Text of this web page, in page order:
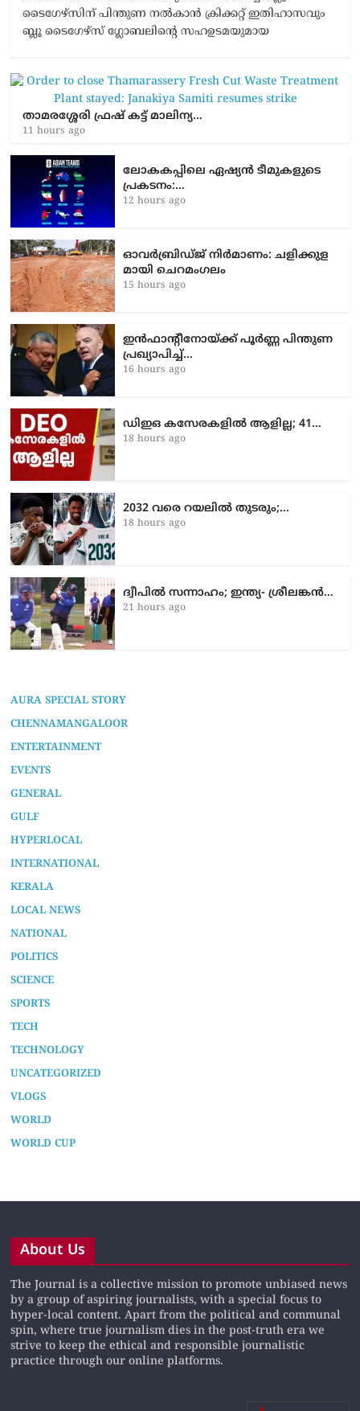
ടൈഗേഴ്സിന് പിന്തുണ നൽകാൻ ക്രിക്കറ്റ് ഇതിഹാസവും
ബ്ലൂ ടൈഗേഴ്സ് ഗ്ലോബലിന്റെ സഹഉടമയുമായ
താമരശ്ശേരി ഫ്രഷ് കട്ട് മാലിന്യ…
11 hours ago
ലോകകപ്പിലെ ഏഷ്യന്‍ ടീമുകളുടെ
പ്രകടനം:…
12 hours ago
ഓവർബ്രിഡ്ജ് നിർമാണം: ച​ളി​ക്കു​ള​
മാ​യി ചെ​റ​മം​ഗ​ലം
15 hours ago
ഇൻഫാന്റീനോയ്ക്ക് പൂർണ്ണ പിന്തുണ
പ്രഖ്യാപിച്ച്…
16 hours ago
ഡിഇഒ കസേരകളില്‍ ആളില്ല; 41…
18 hours ago
2032 വരെ റയലിൽ തുടരും;…
18 hours ago
ദ്വീപിൽ സന്നാഹം; ഇന്ത്യ- ശ്രീലങ്കൻ…
21 hours ago
AURA SPECIAL STORY
CHENNAMANGALOOR
ENTERTAINMENT
EVENTS
GENERAL
GULF
HYPERLOCAL
INTERNATIONAL
KERALA
LOCAL NEWS
NATIONAL
POLITICS
SCIENCE
SPORTS
TECH
TECHNOLOGY
UNCATEGORIZED
VLOGS
WORLD
WORLD CUP
About Us
The Journal is a collective mission to promote unbiased news
by a group of aspiring journalists, with a special focus to
hyper-local content. Apart from the political and communal
spin, where true journalism dies in the post-truth era we
strive to keep the ethical and responsible journalistic
practice through our online platforms.